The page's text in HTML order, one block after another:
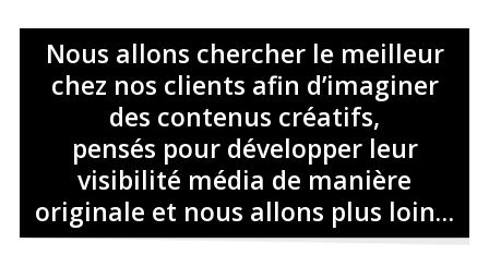
Nous allons chercher le meilleur
chez nos clients afin d’imaginer
des contenus créatifs,
pensés pour développer leur
visibilité média de manière
originale et nous allons plus loin…